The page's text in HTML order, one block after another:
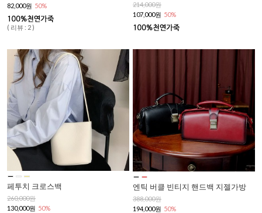
82,000원 50%
( 리뷰 : 2 )
214,000원
107,000원 50%
페투치 크로스백
260,000원
130,000원 50%
엔틱 버클 빈티지 핸드백 지젤가방
388,000원
194,000원 50%